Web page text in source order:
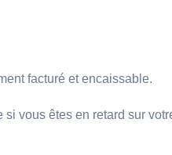
facturé et encaissable.
si vous êtes en retard sur